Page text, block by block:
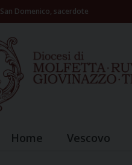
San Domenico, sacerdote
Home Vescovo